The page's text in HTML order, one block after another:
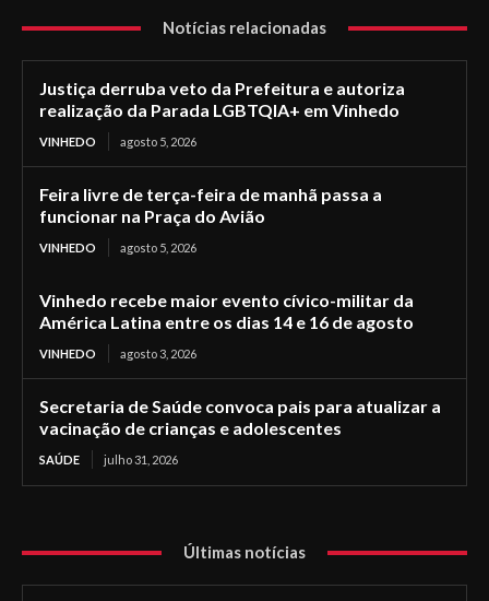
Notícias relacionadas
Justiça derruba veto da Prefeitura e autoriza
realização da Parada LGBTQIA+ em Vinhedo
VINHEDO agosto 5, 2026
Feira livre de terça-feira de manhã passa a
funcionar na Praça do Avião
VINHEDO agosto 5, 2026
Vinhedo recebe maior evento cívico-militar da
América Latina entre os dias 14 e 16 de agosto
VINHEDO agosto 3, 2026
Secretaria de Saúde convoca pais para atualizar a
vacinação de crianças e adolescentes
SAÚDE julho 31, 2026
Últimas notícias